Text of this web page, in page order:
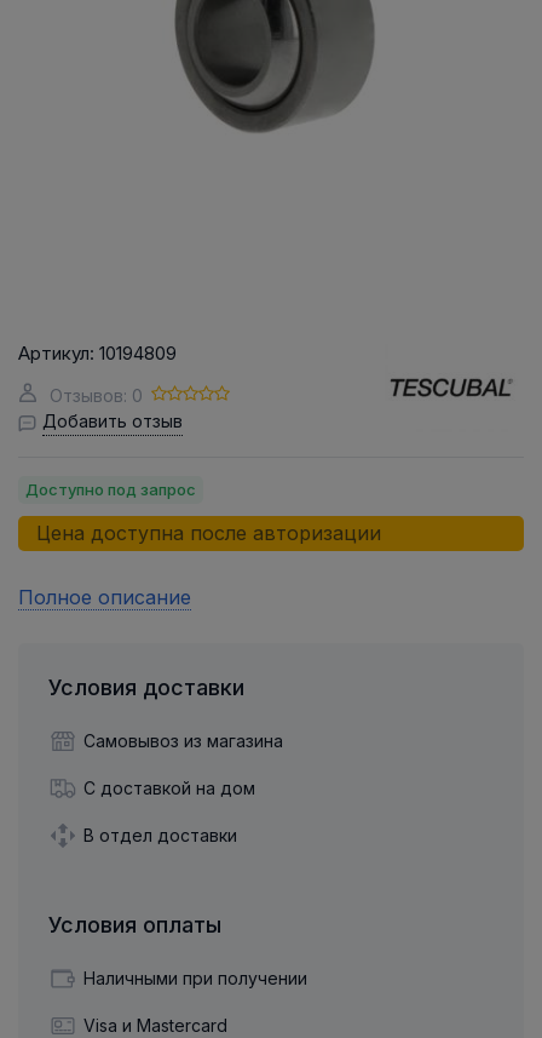
Артикул: 10194809
Отзывов: 0
Добавить отзыв
Доступно под запрос
Цена доступна после авторизации
Полное описание
Условия доставки
Самовывоз из магазина
С доставкой на дом
В отдел доставки
Условия оплаты
Наличными при получении
Visa и Mastercard